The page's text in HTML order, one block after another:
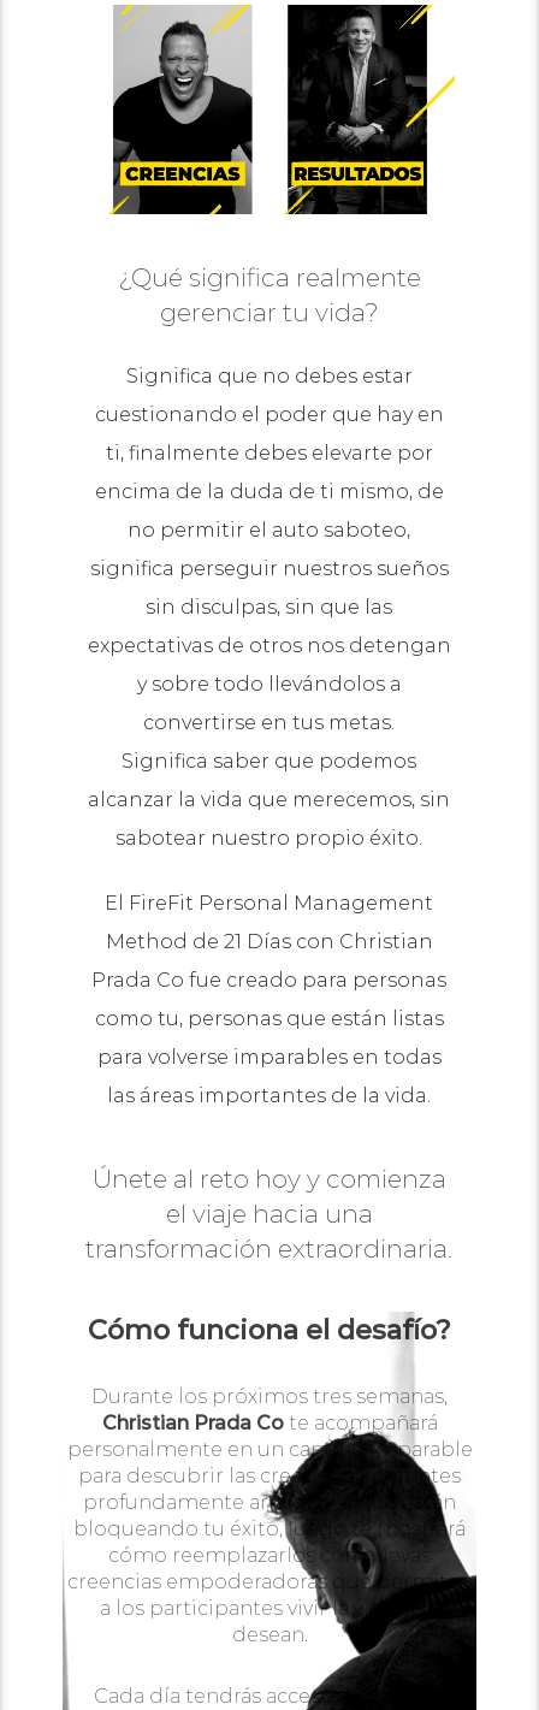
¿Qué significa realmente
gerenciar tu vida?
Significa que no debes estar
cuestionando el poder que hay en
ti, finalmente debes elevarte por
encima de la duda de ti mismo, de
no permitir el auto saboteo,
significa perseguir nuestros sueños
sin disculpas, sin que las
expectativas de otros nos detengan
y sobre todo llevándolos a
convertirse en tus metas.
Significa saber que podemos
alcanzar la vida que merecemos, sin
sabotear nuestro propio éxito.
El FireFit Personal Management
Method de 21 Días con Christian
Prada Co fue creado para personas
como tu, personas que están listas
para volverse imparables en todas
las áreas importantes de la vida.
Únete al reto hoy y comienza
el viaje hacia una
transformación extraordinaria.
Cómo funciona el desafío?
Durante los próximos tres semanas,
Christian Prada Cote acompañará
personalmente en un camino imparable
para descubrir las creencias limitantes
profundamente arraigadas que están
bloqueando tu éxito, luego te mostrará
cómo reemplazarlos con nuevas
creencias empoderadoras que permitan
a los participantes vivir la vida que
desean.
Cada día tendrás acceso a un nuevo